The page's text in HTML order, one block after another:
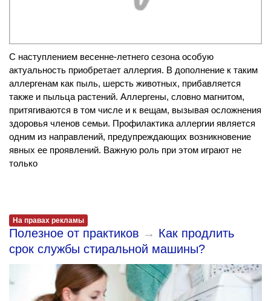
С наступлением весенне-летнего сезона особую
актуальность приобретает аллергия. В дополнение к таким
аллергенам как пыль, шерсть животных, прибавляется
также и пыльца растений. Аллергены, словно магнитом,
притягиваются в том числе и к вещам, вызывая осложнения
здоровья членов семьи. Профилактика аллергии является
одним из направлений, предупреждающих возникновение
явных ее проявлений. Важную роль при этом играют не
только
На правах рекламы
Полезное от практиков → Как продлить
срок службы стиральной машины?